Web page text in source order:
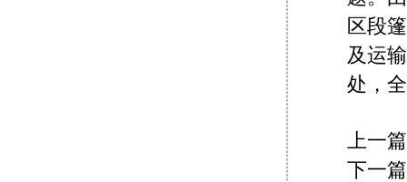
区段
及运
处，
上一
下一